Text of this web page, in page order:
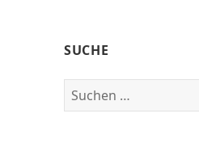
SUCHE
Suchen
nach: